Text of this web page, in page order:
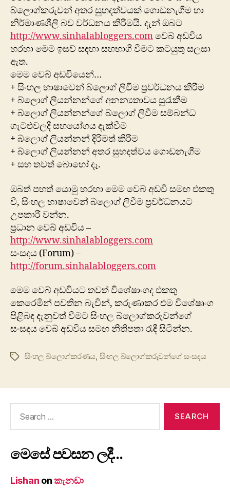
බ්ලොග්කරුවන් අතර සුහදත්වයක් ගොඩනැගීම හා
නිර්මාණශීලි බව වර්ධනය කිරීමයි. දැන් ඔබට
http://www.sinhalabloggers.comවෙබ් අඩවිය
හරහා මෙම ඉසව් සඳහා සහභාගී වීමට කටයුතු සලසා
ඇත.
මෙම වෙබ් අඩවියෙන්…
+ සිංහල භාෂාවෙන් බ්ලොග් ලිවීම ප්‍රවර්ධනය කිරීම
+ බ්ලොග් ලියන්නන්ගේ අනන්‍යතාවය සුරැකීම
+ බ්ලොග් ලියන්නන්ගේ බ්ලොග් ලිවීම සම්බන්ධ
ගැටළුවලදී සහයෝගය දැක්වීම
+ බ්ලොග් ලියන්නන් දිරිමත් කිරීම
+ බ්ලොග් ලියන්නන් අතර සුහදත්වය ගොඩනැගීම
+ සහ තවත් බොහෝ දෑ.
ඔබත් පහත් යොමු හරහා මෙම වෙබ් අඩවි සමඟ එකතු
වී, සිංහල භාෂාවෙන් බ්ලොග් ලිවීම ප්‍රවර්ධනයට
උපකාරී වන්න.
ප්‍රධාන වෙබ් අඩවිය –
http://www.sinhalabloggers.com
සංසදය (Forum) –
http://forum.sinhalabloggers.com
මෙම වෙබ් අඩවියට තවත් විශේෂාංගද එකතු
කෙරෙමින් පවතින බැවින්, කරුණාකර එම විශේෂෘංග
පිළිබඳ දැනුවත් වීමට සිංහල බ්ලොග්කරුවන්ගේ
සංසදය වෙබ් අඩවිය සමඟ නිතිපතා රැඳී සිටින්න.
Tagsසිංහල බ්ලොග්කරණය, සිංහල බ්ලොග්කරුවන්ගේ සංසදය
මෙසේ පවසන ලදී…
Lishan onකැනඩා